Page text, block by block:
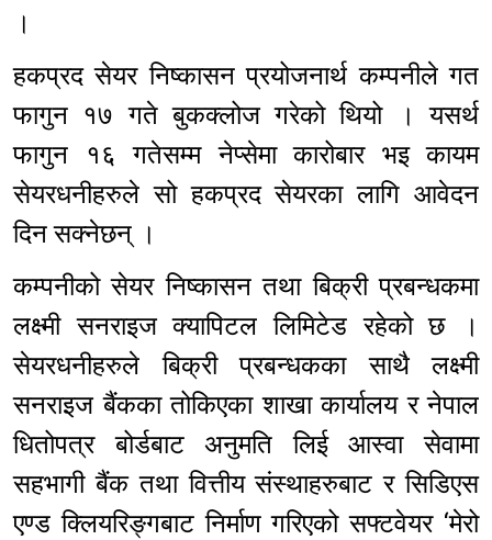
।
हकप्रद सेयर निष्कासन प्रयोजनार्थ कम्पनीले गत
फागुन १७ गते बुकक्लोज गरेको थियो । यसर्थ
फागुन १६ गतेसम्म नेप्सेमा कारोबार भइ कायम
सेयरधनीहरुले सो हकप्रद सेयरका लागि आवेदन
दिन सक्नेछन् ।
कम्पनीको सेयर निष्कासन तथा बिक्री प्रबन्धकमा
लक्ष्मी सनराइज क्यापिटल लिमिटेड रहेको छ ।
सेयरधनीहरुले बिक्री प्रबन्धकका साथै लक्ष्मी
सनराइज बैंकका तोकिएका शाखा कार्यालय र नेपाल
धितोपत्र बोर्डबाट अनुमति लिई आस्वा सेवामा
सहभागी बैंक तथा वित्तीय संस्थाहरुबाट र सिडिएस
एण्ड क्लियरिङ्गबाट निर्माण गरिएको सफ्टवेयर ‘मेरो